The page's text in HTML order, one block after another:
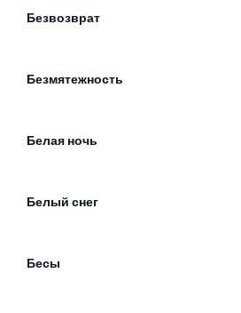
Безвозврат
Безмятежность
Белая ночь
Белый снег
Бесы